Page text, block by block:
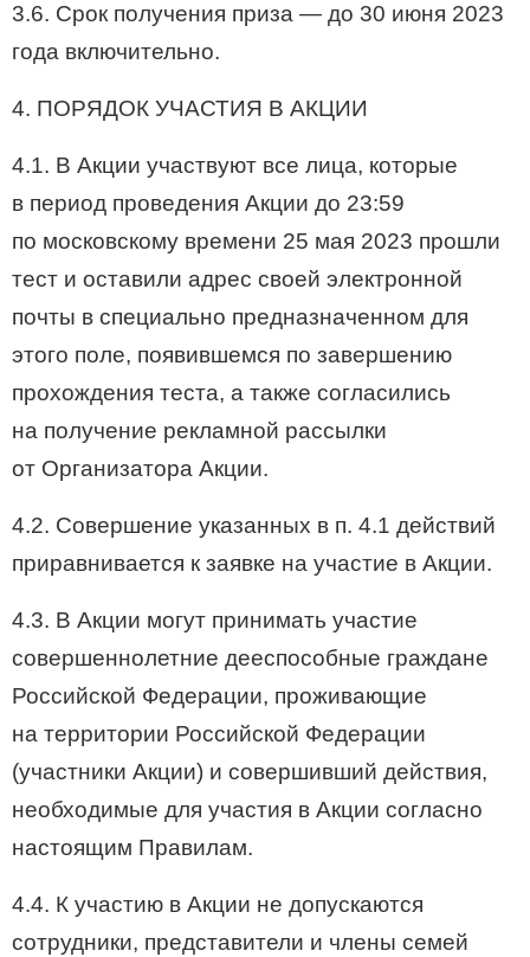
3.6. Срок получения приза — до 30 июня 2023
года включительно.
4. ПОРЯДОК УЧАСТИЯ В АКЦИИ
4.1. В Акции участвуют все лица, которые
в период проведения Акции до 23:59
по московскому времени 25 мая 2023 прошли
тест и оставили адрес своей электронной
почты в специально предназначенном для
этого поле, появившемся по завершению
прохождения теста, а также согласились
на получение рекламной рассылки
от Организатора Акции.
4.2. Совершение указанных в п. 4.1 действий
приравнивается к заявке на участие в Акции.
4.3. В Акции могут принимать участие
совершеннолетние дееспособные граждане
Российской Федерации, проживающие
на территории Российской Федерации
(участники Акции) и совершивший действия,
необходимые для участия в Акции согласно
настоящим Правилам.
4.4. К участию в Акции не допускаются
сотрудники, представители и члены семей